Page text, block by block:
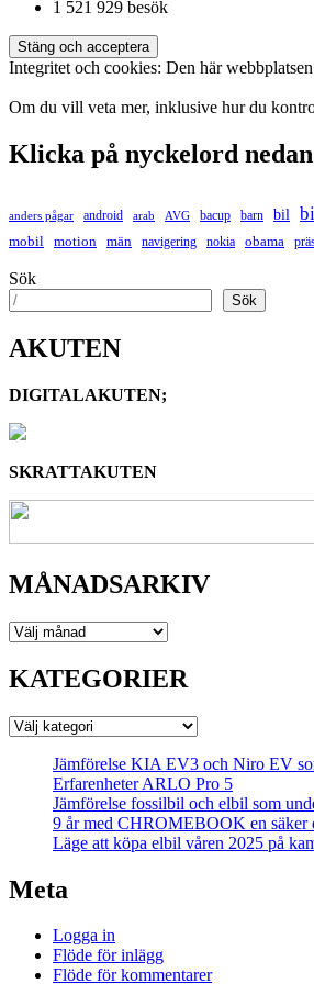
1 521 929 besök
Integritet och cookies: Den här
Om du vill veta mer, inklusive hur du
Klicka på nyckelord
anders pågar android arab AVG bacup barn bil
mobil motion män navigering nokia obama
Sök
Sök
AKUTEN
DIGITALAKUTEN;
SKRATTAKUTEN
MÅNADSARKIV
MÅNADSARKIV
KATEGORIER
KATEGORIER
Jämförelse KIA EV3 och Niro EV
Erfarenheter ARLO Pro 5
Jämförelse fossilbil och elbil som
9 år med CHROMEBOOK en säker
Läge att köpa elbil våren 2025 på
Meta
Logga in
Flöde för inlägg
Flöde för kommentarer